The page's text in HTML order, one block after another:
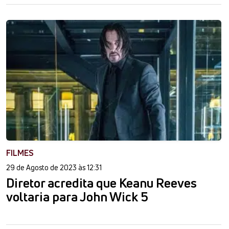
FILMES
29 de Agosto de 2023 às 12:31
Diretor acredita que Keanu Reeves
voltaria para John Wick 5